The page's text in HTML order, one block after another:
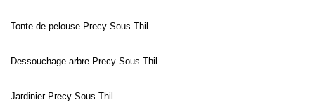
Tonte de pelouse Precy Sous Thil
Dessouchage arbre Precy Sous Thil
Jardinier Precy Sous Thil